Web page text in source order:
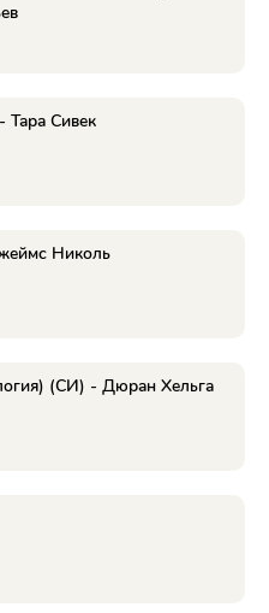
Сивек
Николь
(СИ) - Дюран Хельга